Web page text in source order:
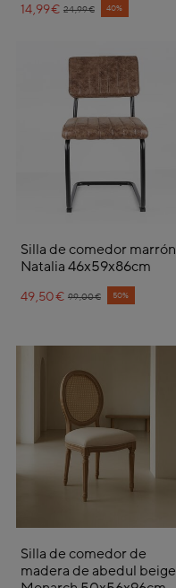
Price reduced from
24,99€
to 40%
14,99€
Silla de comedor marrón
Natalia 46x59x86cm
Price reduced from
99,00€
to 50%
49,50€
Silla de comedor de
madera de abedul beige